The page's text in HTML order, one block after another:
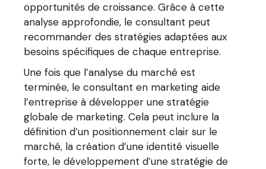
opportunités de croissance. Grâce à cette
analyse approfondie, le consultant peut
recommander des stratégies adaptées aux
besoins spécifiques de chaque entreprise.
Une fois que l’analyse du marché est
terminée, le consultant en marketing aide
l’entreprise à développer une stratégie
globale de marketing. Cela peut inclure la
définition d’un positionnement clair sur le
marché, la création d’une identité visuelle
forte, le développement d’une stratégie de